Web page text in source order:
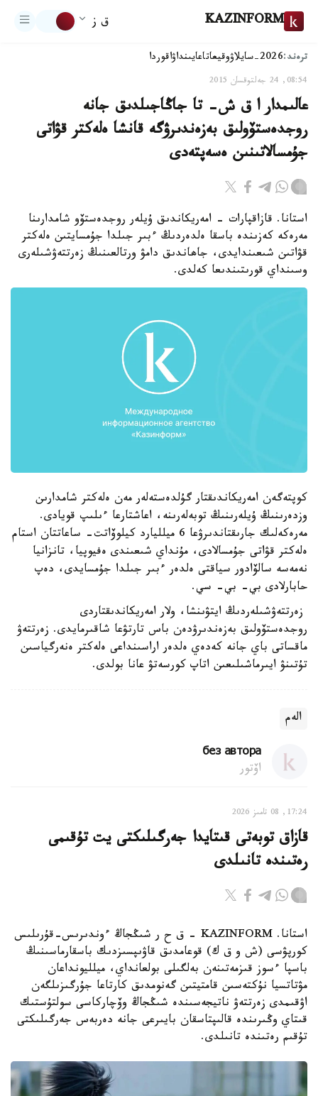
KAZINFORM ق ز
ترەند:2026-سايلاۋ وقيعاتاعايىنداۋاقوردا
08:54, 24 جەلتوقسان 2015
عالىمدار ا ق ش- تا جاڭاجىلدىق جانە
روجدەستۆولىق بەزەندىرۋگە قانشا ەلەكتر قۋاتى
جۇمسالاتىنىن ەسەپتەدى
استانا. قازاقپارات - امەريكاندىق ۇيلەر روجدەستۆو شامدارىنا
مەرەكە كەزىندە باسقا ەلدەردىڭ ءبىر جىلدا جۇمسايتىن ەلەكتر
قۋاتىن شىعىندايدى، جاھاندىق دامۋ ورتالعىنىڭ زەرتتەۋشىلەرى
وسىنداي قورىتىندىعا كەلدى.
كوپتەگەن امەريكاندىقتار گۇلدەستەلەر مەن ەلەكتر شامدارىن
وزدەرىنىڭ ۇيلەرىنىڭ توبەلەرىنە، اعاشتارعا ءىلىپ قويادى.
مەرەكەلىك جارىقتاندىرۋعا 6 ميلليارد كيلوۆاتت- ساعاتتان استام
ەلەكتر قۋاتى جۇمسالادى، مۇنداي شىعىندى ەفيوپيا، تانزانيا
نەمەسە سالۆادور سياقتى ەلدەر ءبىر جىلدا جۇمسايدى، دەپ
حابارلادى بي- بي- سي.
زەرتتەۋشىلەردىڭ ايتۋىنشا، ولار امەريكاندىقتاردى
روجدەستۆولىق بەزەندىرۋدەن باس تارتۋعا شاقىرمايدى. زەرتتەۋ
ماقساتى باي جانە كەدەي ەلدەر اراسىنداعى ەلەكتر ەنەرگياسىن
تۇتىنۋ ايىرماشىلىعىن اتاپ كورسەتۋ عانا بولدى.
الەم
без автора
اۆتور
17:24, 08 تامىز 2026
قازاق توبەتى قىتايدا جەرگىلىكتى يت تۇقىمى
رەتىندە تانىلدى
استانا. KAZINFORM – ق ح ر شىڭجاڭ ءوندىرىس-قۇرىلىس
كورپۋسى (ش و ق ك) قوعامدىق قاۋىپسىزدىك باسقارماسىنىڭ
باسپا ءسوز قىزمەتىنەن بەلگىلى بولعانداي، ميلليونداعان
مۋتاتسيا نۇكتەسىن قامتيتىن گەنومدىق كارتاعا جۇرگىزىلگەن
اۋقىمدى زەرتتەۋ ناتيجەسىندە شىڭجاڭ وۆچاركاسى سولتۇستىك
قىتاي وڭىرىندە قالىپتاسقان بايىرعى جانە دەربەس جەرگىلىكتى
تۇقىم رەتىندە تانىلدى.